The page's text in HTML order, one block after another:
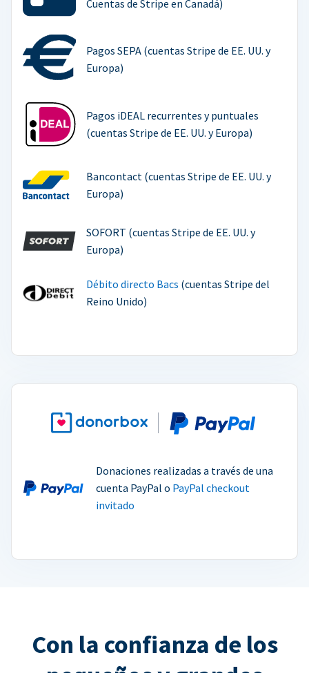
Cuentas de Stripe en Canadá)
Pagos SEPA (cuentas Stripe de EE. UU. y
Europa)
Pagos iDEAL recurrentes y puntuales
(cuentas Stripe de EE. UU. y Europa)
Bancontact (cuentas Stripe de EE. UU. y
Europa)
SOFORT (cuentas Stripe de EE. UU. y
Europa)
Débito directo Bacs (cuentas Stripe del
Reino Unido)
Donaciones realizadas a través de una
cuenta PayPal o PayPal checkout
invitado
Con la confianza de los